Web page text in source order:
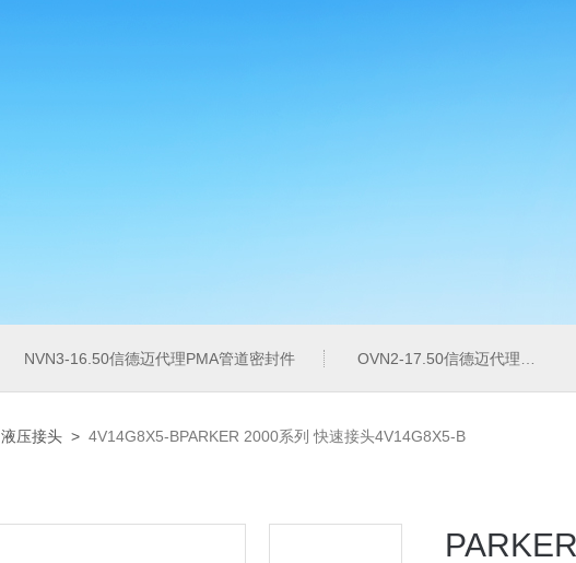
NVN3-16.50信德迈代理PMA管道密封件 OVN2-17.50信德迈代理PMA导管夹
液压接头 > 4V14G8X5-BPARKER 2000系列 快速接头4V14G8X5-B